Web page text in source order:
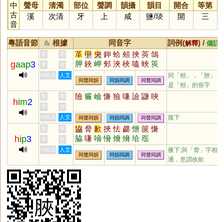
中
古
音
聲母 清濁 部位 聲調 韻攝 韻目 開合
等第
溪
次清 牙 上 咸 鹽/琰 開 三
粵語音節 & 根據 同音字 詞例(解釋) / 備註
gaap3
黃 周 革 甲 夾 鉀 蛤 頰 挾 莢 鴿
胛 鋏 岬 郟 浹 梜 嗑 蛺 筴
袷 舺
李
何
HKLS
人文
同聲同韻 同韻同調 同聲同調
同「頰 」，「脥」
是「頰」的俗字
him2
黃 周 險 玁 嶮 慊 獫 嗛 譣 鼸 唊
李
何
HKLS
人文 同聲同韻 同韻同調 同聲同調 腹下
hip3
黃 周 協 脅 歉 挾 怯 勰 愜 篋 慊
脇 嗛 嗋 愶 燲 熁 垥 厒
李
何
HKLS
人文
同聲同韻 同韻同調 同聲同調
腋下;與「脅」字相
通，意謂收歛